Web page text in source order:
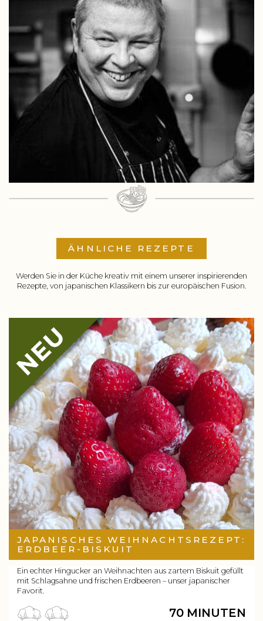
ÄHNLICHE REZEPTE
Werden Sie in der Küche kreativ mit einem unserer inspirierenden
Rezepte, von japanischen Klassikern bis zur europäischen Fusion.
JAPANISCHES WEIHNACHTSREZEPT:
ERDBEER-BISKUIT
Ein echter Hingucker an Weihnachten aus zartem Biskuit gefüllt
mit Schlagsahne und frischen Erdbeeren – unser japanischer
Favorit.
70 MINUTEN